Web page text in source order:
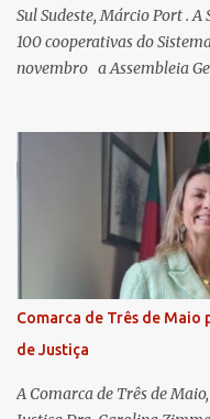
Sul Sudeste, Márcio Port .
100 cooperativas do
novembro a Assembleia
futuro. O evento ocorreu
transmissão simultânea
estavam reunidos em
Assembleia Geral
pautas estratégicas, como
Remuneração dos
do Fundo Social,
transparência e a
Núcleo, o presidente da
um balanço das principais
Comarca de Três de Maio
de Justiça
A Comarca de Três de